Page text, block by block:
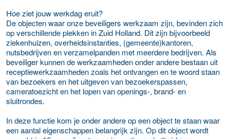
Hoe ziet jouw werkdag eruit?
De objecten waar onze beveiligers werkzaam zijn, bevinden zich
op verschillende plekken in Zuid Holland. Dit zijn bijvoorbeeld
ziekenhuizen, overheidsinstanties, (gemeente)kantoren,
nutsbedrijven en verzamelpanden met meerdere bedrijven. Als
beveiliger kunnen de werkzaamheden onder andere bestaan uit
receptiewerkzaamheden zoals het ontvangen en te woord staan
van bezoekers en het uitgeven van bezoekerspassen,
cameratoezicht en het lopen van openings-, brand- en
sluitrondes.
In deze functie kom je onder andere op een object te staan waar
een aantal eigenschappen belangrijk zijn. Op dit object wordt